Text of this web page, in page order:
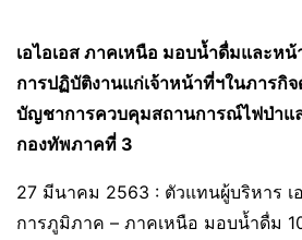
เอไอเอส ภาคเหนือ มอบน้ำดื่มและห
การปฏิบัติงานแก่เจ้าหน้าที่ฯในภารกิ
บัญชาการควบคุมสถานการณ์ไฟป่าแ
กองทัพภาคที่ 3
27 มีนาคม 2563 : ตัวแทนผู้บริหาร เ
การภูมิภาค – ภาคเหนือ มอบน้ำดื่ม